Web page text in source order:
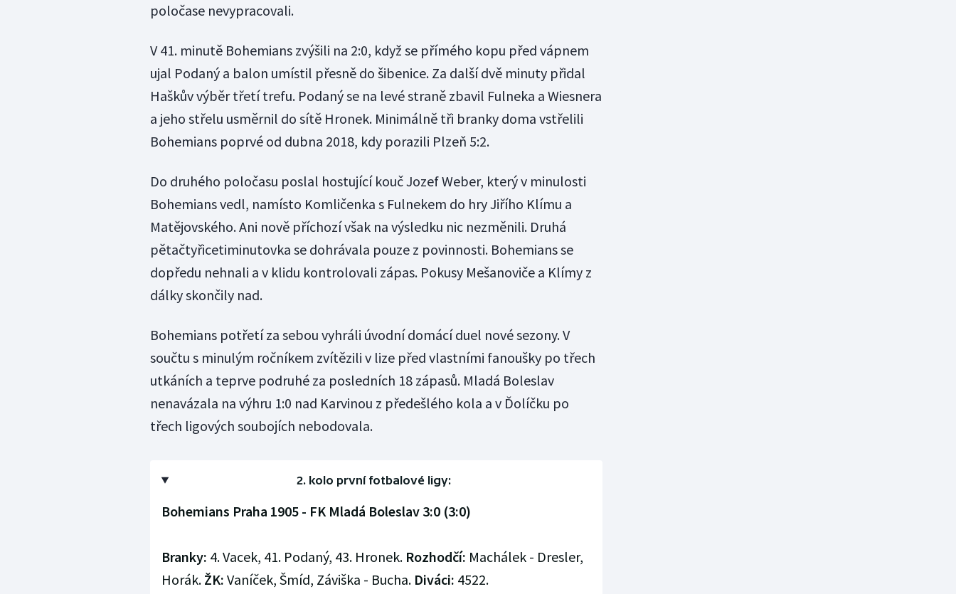
poločase nevypracovali.
V 41. minutě Bohemians zvýšili na 2:0, když se přímého kopu před vápnem
ujal Podaný a balon umístil přesně do šibenice. Za další dvě minuty přidal
Haškův výběr třetí trefu. Podaný se na levé straně zbavil Fulneka a Wiesnera
a jeho střelu usměrnil do sítě Hronek. Minimálně tři branky doma vstřelili
Bohemians poprvé od dubna 2018, kdy porazili Plzeň 5:2.
Do druhého poločasu poslal hostující kouč Jozef Weber, který v minulosti
Bohemians vedl, namísto Komličenka s Fulnekem do hry Jiřího Klímu a
Matějovského. Ani nově příchozí však na výsledku nic nezměnili. Druhá
pětačtyřicetiminutovka se dohrávala pouze z povinnosti. Bohemians se
dopředu nehnali a v klidu kontrolovali zápas. Pokusy Mešanoviče a Klímy z
dálky skončily nad.
Bohemians potřetí za sebou vyhráli úvodní domácí duel nové sezony. V
součtu s minulým ročníkem zvítězili v lize před vlastními fanoušky po třech
utkáních a teprve podruhé za posledních 18 zápasů. Mladá Boleslav
nenavázala na výhru 1:0 nad Karvinou z předešlého kola a v Ďolíčku po
třech ligových soubojích nebodovala.
2. kolo první fotbalové ligy:
Bohemians Praha 1905 - FK Mladá Boleslav 3:0 (3:0)
Branky: 4. Vacek, 41. Podaný, 43. Hronek. Rozhodčí: Machálek - Dresler,
Horák. ŽK: Vaníček, Šmíd, Záviška - Bucha. Diváci: 4522.